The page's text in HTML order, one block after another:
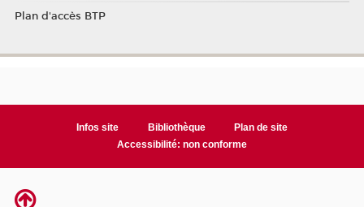
Plan d'accès BTP
Infos site Bibliothèque
Plan de site
Accessibilité: non conforme